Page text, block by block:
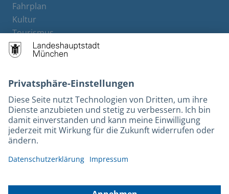
Fahrplan
Kultur
Tourismus
M-Strom
Bürgerservice
Kontakt
Barrierefreiheit
Leichte Sprache
Gebärdensprache
Kontakt